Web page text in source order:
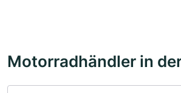
Motorradhändler in